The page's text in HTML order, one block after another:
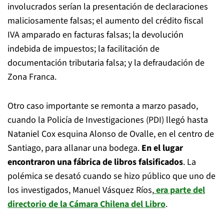
involucrados serían la presentación de declaraciones
maliciosamente falsas; el aumento del crédito fiscal
IVA amparado en facturas falsas; la devolución
indebida de impuestos; la facilitación de
documentación tributaria falsa; y la defraudación de
Zona Franca.
Otro caso importante se remonta a marzo pasado,
cuando la Policía de Investigaciones (PDI) llegó hasta
Nataniel Cox esquina Alonso de Ovalle, en el centro de
Santiago, para allanar una bodega. En el lugar
encontraron una fábrica de libros falsificados. La
polémica se desató cuando se hizo público que uno de
los investigados, Manuel Vásquez Ríos,era parte del
directorio de la Cámara Chilena del Libro.